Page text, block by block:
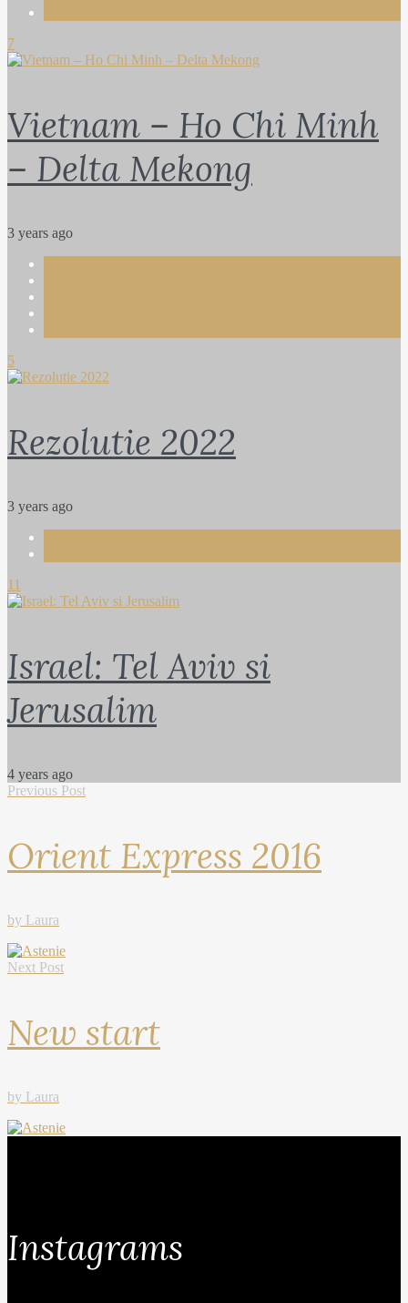
7
Vietnam – Ho Chi Minh
– Delta Mekong
3 years ago
5
Rezolutie 2022
3 years ago
11
Israel: Tel Aviv si
Jerusalim
4 years ago
Previous Post
Orient Express 2016
by Laura
Next Post
New start
by Laura
Instagrams